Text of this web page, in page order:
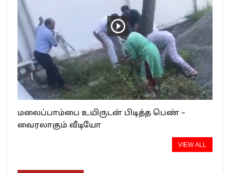
மலைப்பாம்பை உயிருடன் பிடித்த பெண் –
வைரலாகும் வீடியோ
VIEW ALL